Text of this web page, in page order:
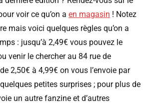
voir ce qu’on a en magasin ! Notez
mais voici quelques règles qu’on a
: jusqu’à 2,49€ vous pouvez le
venir le chercher au 84 rue de
2,50€ à 4,99€ on vous l’envoie par
petites surprises ; pour plus de
un autre fanzine et d’autres